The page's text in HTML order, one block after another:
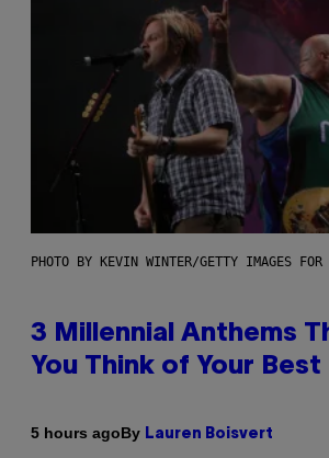
PHOTO BY KEVIN WINTER/GETTY IMAGES
3 Millennial Anthems
You Think of Your Best
5 hours agoBy Lauren Boisvert